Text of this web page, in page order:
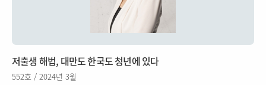
저출생 해법, 대만도 한국도 청년에 있다
552호 / 2024년 3월